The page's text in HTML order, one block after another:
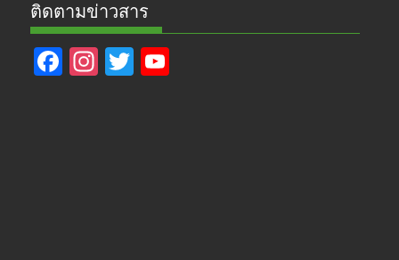
ติดตามข่าวสาร
F In T